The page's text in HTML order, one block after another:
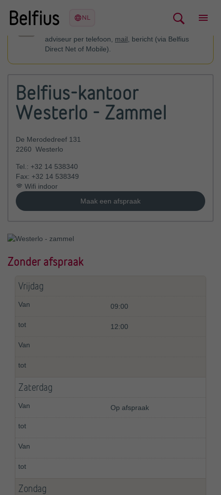
adviseur per telefoon, mail , bericht (via Belfius
Direct Net of Mobile).
Belfius-kantoor
Westerlo - Zammel
De Merodedreef 131
2260 Westerlo
Tel.: +32 14 538340
Fax: +32 14 538349
Wifi indoor
Maak een afspraak
Zonder afspraak
Vrijdag
09:00
12:00
Zaterdag
Op afspraak
Zondag